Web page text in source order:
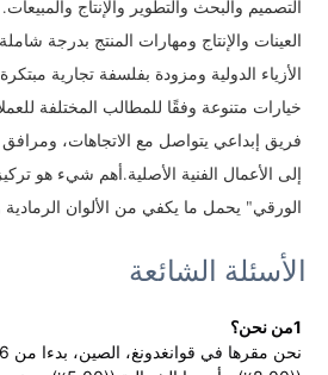
التصميم والبحث والتطوير والإنتاج
العينات والإنتاج ومهارات المنتج بدرجة
الأزياء الدولية ومزودة بفلسفة تجارية
خيارات متنوعة وفقًا للمطالب المختلفة
فريق إبداعي يتواصل مع الاتجاهات،
إلى الأعمال الفنية الأصلية.أهم شيء هو
الورقي" يحمل ما يكفي من الألوان الرمادية
الأسئلة الشائعة
1من نحن؟